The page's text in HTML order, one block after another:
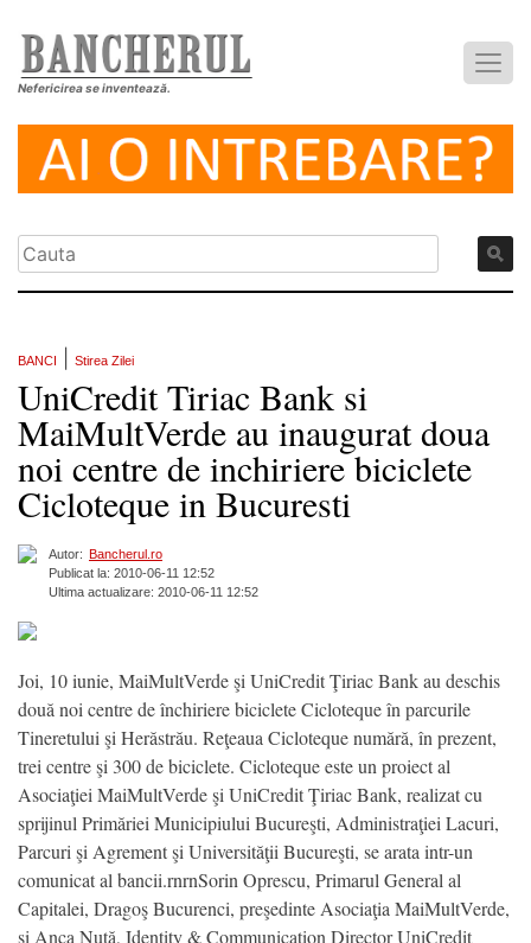
Nefericirea se inventează.
BANCI Stirea Zilei
UniCredit Tiriac Bank si
MaiMultVerde au inaugurat doua
noi centre de inchiriere biciclete
Cicloteque in Bucuresti
Autor: Bancherul.ro
Publicat la: 2010-06-11 12:52
Ultima actualizare: 2010-06-11 12:52
Joi, 10 iunie, MaiMultVerde şi UniCredit Ţiriac Bank au deschis
două noi centre de închiriere biciclete Cicloteque în parcurile
Tineretului şi Herăstrău. Reţeaua Cicloteque numără, în prezent,
trei centre şi 300 de biciclete. Cicloteque este un proiect al
Asociaţiei MaiMultVerde şi UniCredit Ţiriac Bank, realizat cu
sprijinul Primăriei Municipiului Bucureşti, Administraţiei Lacuri,
Parcuri şi Agrement şi Universităţii Bucureşti, se arata intr-un
comunicat al bancii.rnrnSorin Oprescu, Primarul General al
Capitalei, Dragoş Bucurenci, preşedinte Asociaţia MaiMultVerde,
şi Anca Nuţă, Identity & Communication Director UniCredit